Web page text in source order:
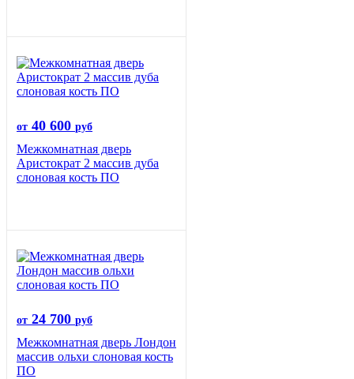
от 40 600 руб
Межкомнатная дверь
Аристократ 2 массив дуба
слоновая кость ПО
от 24 700 руб
Межкомнатная дверь Лондон
массив ольхи слоновая кость
ПО